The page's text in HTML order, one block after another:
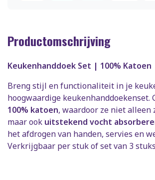
Productomschrijving
Keukenhanddoek Set | 100% Katoen
Breng stijl en functionaliteit in je
hoogwaardige keukenhanddoekenset.
100% katoen, waardoor ze niet alleen
maar ook uitstekend vocht
het afdrogen van handen, servies en
Verkrijgbaar per stuk of set van 3